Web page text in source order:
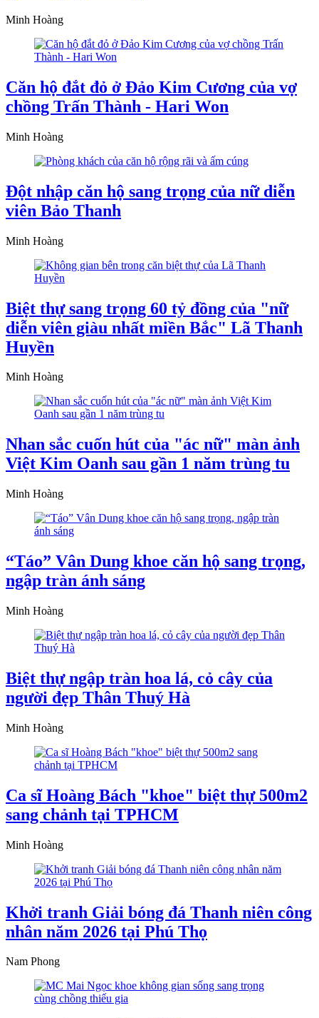
Minh Hoàng
Căn hộ đắt đỏ ở Đảo Kim Cương của vợ
chồng Trấn Thành - Hari Won
Minh Hoàng
Đột nhập căn hộ sang trọng của nữ diễn
viên Bảo Thanh
Minh Hoàng
Biệt thự sang trọng 60 tỷ đồng của "nữ
diễn viên giàu nhất miền Bắc" Lã Thanh
Huyền
Minh Hoàng
Nhan sắc cuốn hút của "ác nữ" màn ảnh
Việt Kim Oanh sau gần 1 năm trùng tu
Minh Hoàng
“Táo” Vân Dung khoe căn hộ sang trọng,
ngập tràn ánh sáng
Minh Hoàng
Biệt thự ngập tràn hoa lá, cỏ cây của
người đẹp Thân Thuý Hà
Minh Hoàng
Ca sĩ Hoàng Bách "khoe" biệt thự 500m2
sang chảnh tại TPHCM
Minh Hoàng
Khởi tranh Giải bóng đá Thanh niên công
nhân năm 2026 tại Phú Thọ
Nam Phong